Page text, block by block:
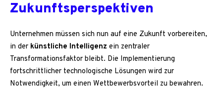
Zukunftsperspektiven
Unternehmen müssen sich nun auf eine Zukunft vorbereiten,
in der künstliche Intelligenz ein zentraler
Transformationsfaktor bleibt. Die Implementierung
fortschrittlicher technologische Lösungen wird zur
Notwendigkeit, um einen Wettbewerbsvorteil zu bewahren.